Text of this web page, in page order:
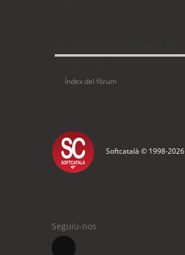
Índex del fòrum
Softcatalà © 1998-2026
Seguiu-nos